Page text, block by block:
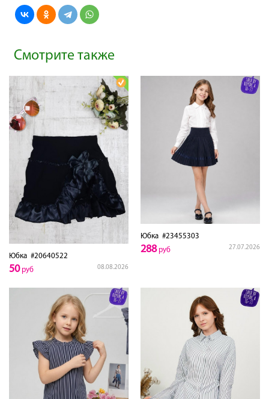
Смотрите также
Юбка #20640522
08.08.2026
50руб
Юбка #23455303
27.07.2026
288руб